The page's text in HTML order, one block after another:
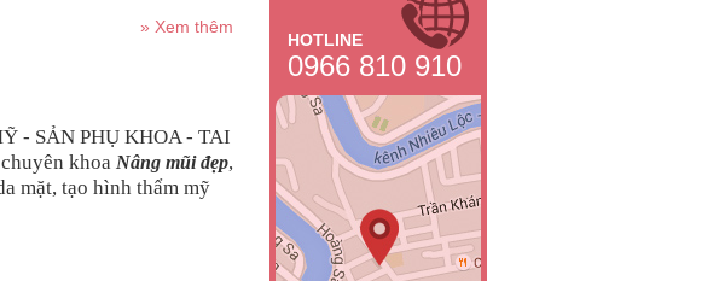
» Xem thêm
- SẢN PHỤ KHOA - TAI
khoa Nâng mũi đẹp,
mặt, tạo hình thẩm mỹ
HOTLINE
0966 810 910